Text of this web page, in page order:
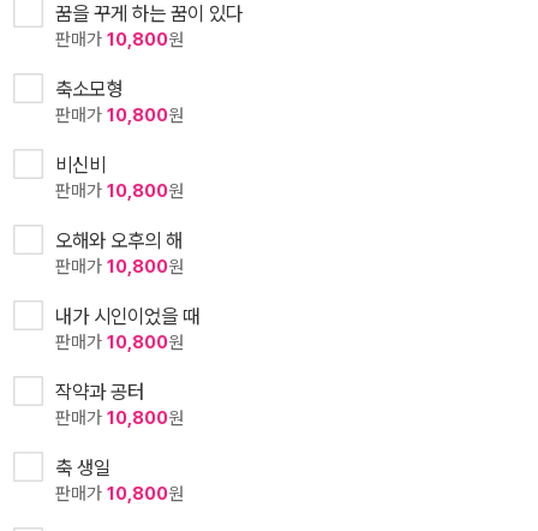
꿈을 꾸게 하는 꿈이 있다
판매가 10,800원
축소모형
판매가 10,800원
비신비
판매가 10,800원
오해와 오후의 해
판매가 10,800원
내가 시인이었을 때
판매가 10,800원
작약과 공터
판매가 10,800원
축 생일
판매가 10,800원